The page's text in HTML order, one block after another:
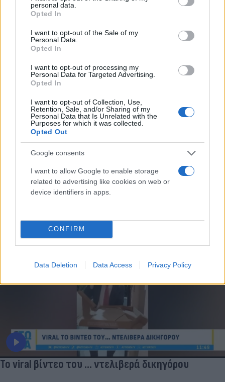
grant or deny consent to Google and its third-party tags to
use your data for below specified purposes in below Google
consent section.
personal data.
Opted In
I want to opt-out of the Sale of my
Personal Data.
Opted In
I want to opt-out of processing my
Personal Data for Targeted Advertising.
Opted In
I want to opt-out of Collection, Use,
Retention, Sale, and/or Sharing of my
Personal Data that Is Unrelated with the
Purposes for which it was collected.
Opted Out
Google consents
I want to allow Google to enable storage
related to advertising like cookies on web or
device identifiers in apps.
CONFIRM
Data Deletion Data Access Privacy Policy
Τι λένε τα άστρα για τον Φεβρουάριο - Οι
προβλέψεις της Αθηνάς Βαγενά
Το viral βίντεο του ... ντελιβερά δικηγόρου